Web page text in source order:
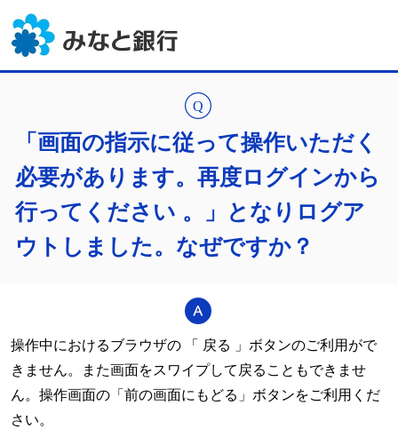
「画面の指示に従って操作いただく
必要があります。再度ログインから
行ってください 。」となりログア
ウトしました。なぜですか？
操作中におけるブラウザの 「 戻る 」ボタンのご利用がで
きません。また画面をスワイプして戻ることもできませ
ん。操作画面の「前の画面にもどる」ボタンをご利用くだ
さい。